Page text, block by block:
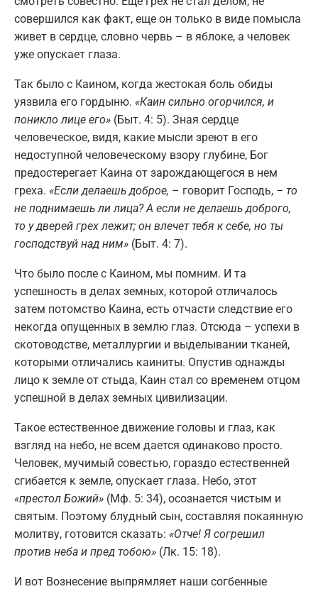
совершился как факт, еще он только в виде помысла
живет в сердце, словно червь – в яблоке, а человек
уже опускает глаза.
Так было с Каином, когда жестокая боль обиды
уязвила его гордыню. «Каин сильно огорчился, и
поникло лице его» (Быт. 4: 5). Зная сердце
человеческое, видя, какие мысли зреют в его
недоступной человеческому взору глубине, Бог
предостерегает Каина от зарождающегося в нем
греха. «Если делаешь доброе, – говорит Господь, – то
не поднимаешь ли лица? А если не делаешь доброго,
то у дверей грех лежит; он влечет тебя к себе, но ты
господствуй над ним» (Быт. 4: 7).
Что было после с Каином, мы помним. И та
успешность в делах земных, которой отличалось
затем потомство Каина, есть отчасти следствие его
некогда опущенных в землю глаз. Отсюда – успехи в
скотоводстве, металлургии и выделывании тканей,
которыми отличались каиниты. Опустив однажды
лицо к земле от стыда, Каин стал со временем отцом
успешной в делах земных цивилизации.
Такое естественное движение головы и глаз, как
взгляд на небо, не всем дается одинаково просто.
Человек, мучимый совестью, гораздо естественней
сгибается к земле, опускает глаза. Небо, этот
«престол Божий» (Мф. 5: 34), осознается чистым и
святым. Поэтому блудный сын, составляя покаянную
молитву, готовится сказать: «Отче! Я согрешил
против неба и пред тобою» (Лк. 15: 18).
И вот Вознесение выпрямляет наши согбенные